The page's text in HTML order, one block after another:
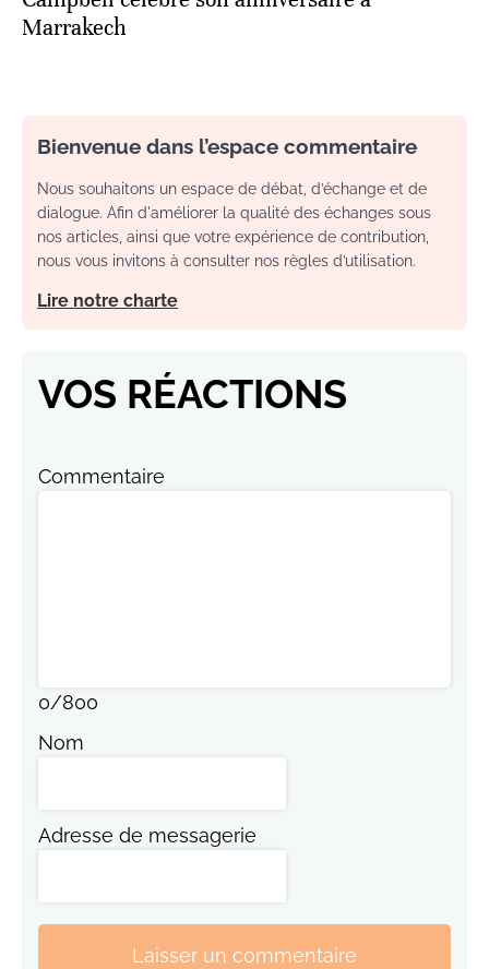
Marrakech
Bienvenue dans l’espace commentaire
Nous souhaitons un espace de débat, d’échange et de
dialogue. Afin d'améliorer la qualité des échanges sous
nos articles, ainsi que votre expérience de contribution,
nous vous invitons à consulter nos règles d’utilisation.
Lire notre charte
VOS RÉACTIONS
Commentaire
0/800
Nom
Adresse de messagerie
Laisser un commentaire